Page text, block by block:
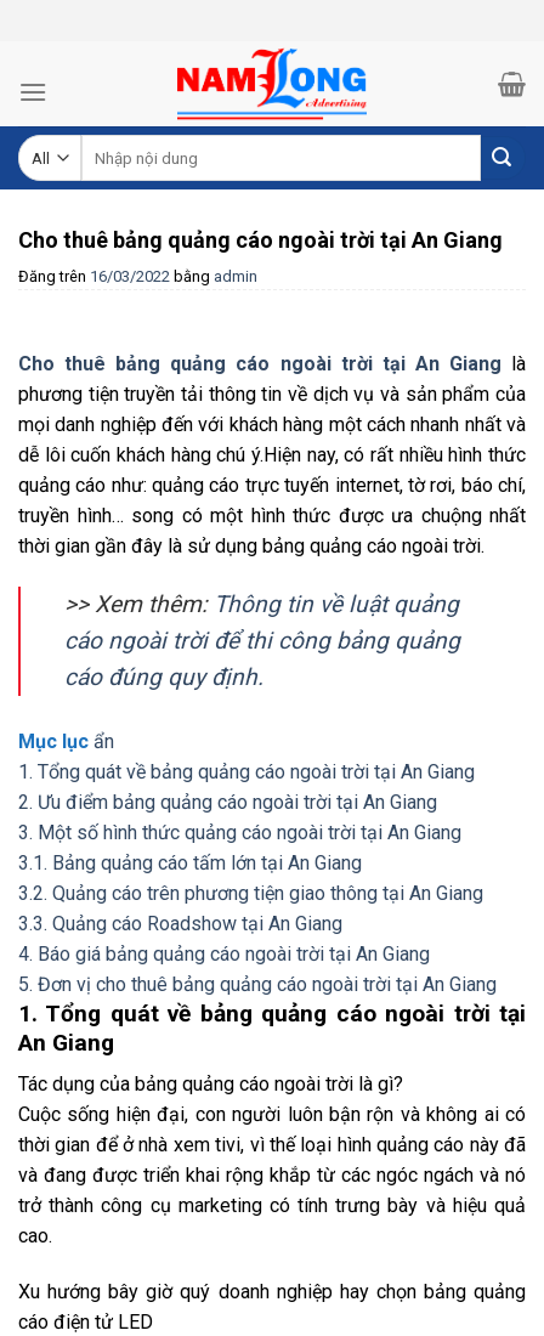
kiếm:
Cho thuê bảng quảng cáo ngoài trời tại An Giang
Đăng trên 16/03/2022 bằng admin
Cho thuê bảng quảng cáo ngoài trời tại An Giang là
phương tiện truyền tải thông tin về dịch vụ và sản phẩm của
mọi danh nghiệp đến với khách hàng một cách nhanh nhất và
dễ lôi cuốn khách hàng chú ý.Hiện nay, có rất nhiều hình thức
quảng cáo như: quảng cáo trực tuyến internet, tờ rơi, báo chí,
truyền hình… song có một hình thức được ưa chuộng nhất
thời gian gần đây là sử dụng bảng quảng cáo ngoài trời.
>> Xem thêm: Thông tin về luật quảng
cáo ngoài trời để thi công bảng quảng
cáo đúng quy định.
Mục lục ẩn
1. Tổng quát về bảng quảng cáo ngoài trời tại An Giang
2. Ưu điểm bảng quảng cáo ngoài trời tại An Giang
3. Một số hình thức quảng cáo ngoài trời tại An Giang
3.1. Bảng quảng cáo tấm lớn tại An Giang
3.2. Quảng cáo trên phương tiện giao thông tại An Giang
3.3. Quảng cáo Roadshow tại An Giang
4. Báo giá bảng quảng cáo ngoài trời tại An Giang
5. Đơn vị cho thuê bảng quảng cáo ngoài trời tại An Giang
1. Tổng quát về bảng quảng cáo ngoài trời tại
An Giang
Tác dụng của bảng quảng cáo ngoài trời là gì?
Cuộc sống hiện đại, con người luôn bận rộn và không ai có
thời gian để ở nhà xem tivi, vì thế loại hình quảng cáo này đã
và đang được triển khai rộng khắp từ các ngóc ngách và nó
trở thành công cụ marketing có tính trưng bày và hiệu quả
cao.
Xu hướng bây giờ quý doanh nghiệp hay chọn bảng quảng
cáo điện tử LED